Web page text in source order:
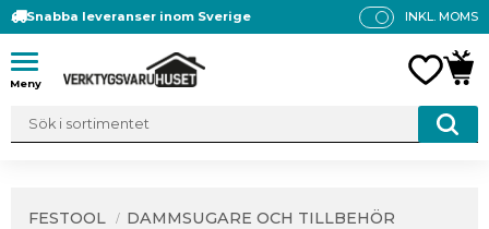
Meny
Snabba leveranser inom Sverige
P
A
INKL. MOMS
FESTOOL DAMMSUGARE OCH TILLBEHÖR